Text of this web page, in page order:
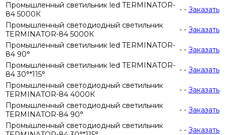
Промышленный светильник led TERMINATOR-
84 5000К
- - Заказать
Промышленный светодиодный светильник
TERMINATOR-84 5000К
- - Заказать
Промышленный светильник led TERMINATOR-
84 90°
- - Заказать
Промышленный светильник led TERMINATOR-
84 30°*115°
- - Заказать
Промышленный светодиодный светильник
TERMINATOR-84 4000К
- - Заказать
Промышленный светодиодный светильник
TERMINATOR-84 90°
- - Заказать
Промышленный светодиодный светильник
- - Заказать